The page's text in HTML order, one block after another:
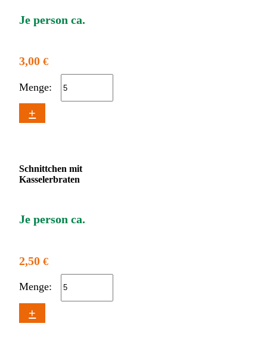
Je person ca.
3,00€
Menge:
+
Schnittchen mit
Kasselerbraten
Je person ca.
2,50€
Menge:
+